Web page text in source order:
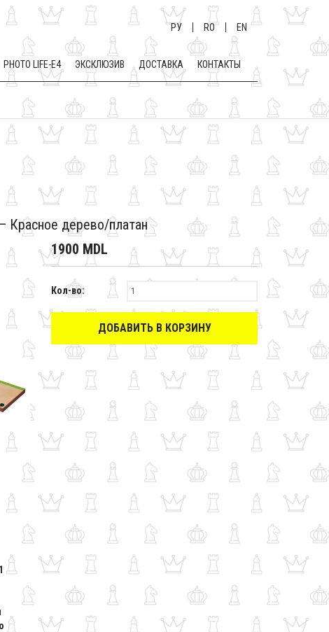
РУ RO EN
PHOTO LIFE-E4 ЭКСКЛЮЗИВ ДОСТАВКА КОНТАКТЫ
Красное дерево/платан
1900 MDL
Кол-во:
ДОБАВИТЬ В КОРЗИНУ